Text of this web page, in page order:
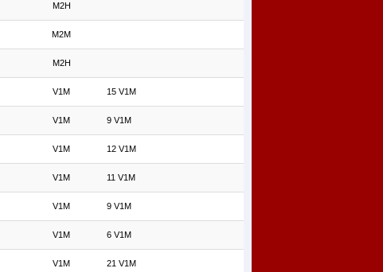
M2H
M2M
M2H
V1M 15 V1M
V1M 9 V1M
V1M 12 V1M
V1M 11 V1M
V1M 9 V1M
V1M 6 V1M
V1M 21 V1M